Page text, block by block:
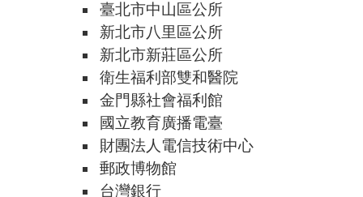
臺北市中山區公所
新北市八里區公所
新北市新莊區公所
衛生福利部雙和醫院
金門縣社會福利館
國立教育廣播電臺
財團法人電信技術中心
郵政博物館
台灣銀行